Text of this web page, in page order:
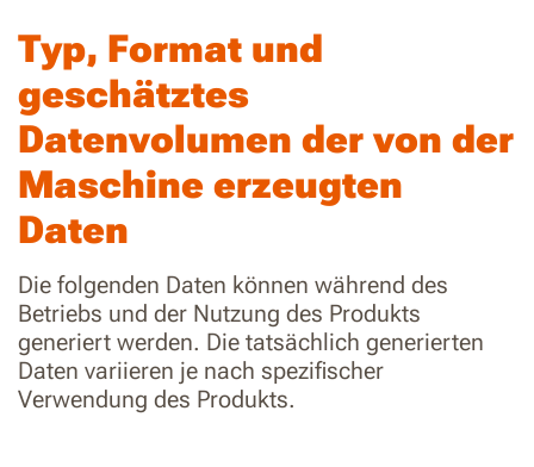
Typ, Format und
geschätztes
Datenvolumen der von der
Maschine erzeugten
Daten
Die folgenden Daten können während des
Betriebs und der Nutzung des Produkts
generiert werden. Die tatsächlich generierten
Daten variieren je nach spezifischer
Verwendung des Produkts.